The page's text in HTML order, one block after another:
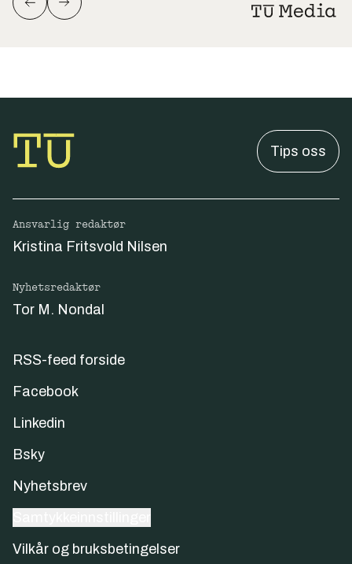
Tips oss
Ansvarlig redaktør
Kristina Fritsvold Nilsen
Nyhetsredaktør
Tor M. Nondal
RSS-feed forside
Facebook
Linkedin
Bsky
Nyhetsbrev
Vilkår og bruksbetingelser